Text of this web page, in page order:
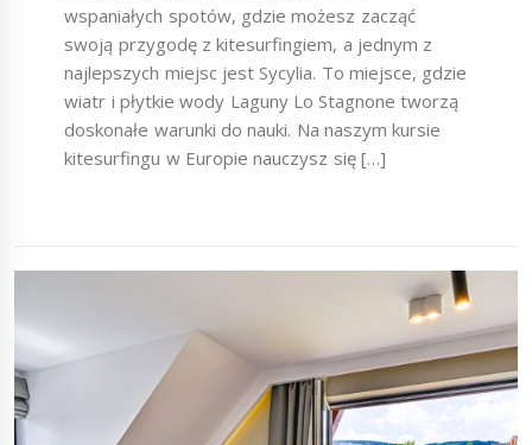
wspaniałych spotów, gdzie możesz zacząć
swoją przygodę z kitesurfingiem, a jednym z
najlepszych miejsc jest Sycylia. To miejsce, gdzie
wiatr i płytkie wody Laguny Lo Stagnone tworzą
doskonałe warunki do nauki. Na naszym kursie
kitesurfingu w Europie nauczysz się […]